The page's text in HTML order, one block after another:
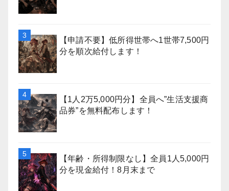
【申請不要】低所得世帯へ1世帯7,500円
分を順次給付します！
【1人2万5,000円分】全員へ”生活支援商
品券”を無料配布します！
【年齢・所得制限なし】全員1人5,000円
分を現金給付！8月末まで